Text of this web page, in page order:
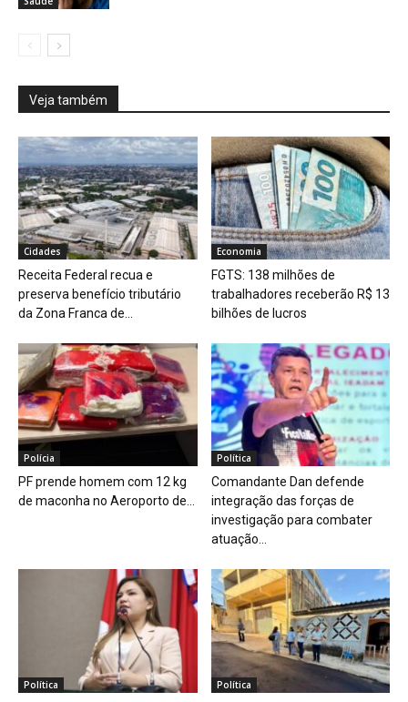
Veja também
Cidades
Receita Federal recua e
preserva benefício tributário
da Zona Franca de...
Economia
FGTS: 138 milhões de
trabalhadores receberão R$ 13
bilhões de lucros
Polícia
PF prende homem com 12 kg
de maconha no Aeroporto de...
Política
Comandante Dan defende
integração das forças de
investigação para combater
atuação...
Política Política